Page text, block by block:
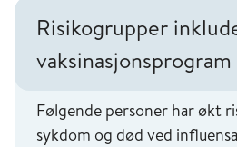
Risikogrupper
vaksinasjonsprogram
Følgende personer har økt
sykdom og død ved